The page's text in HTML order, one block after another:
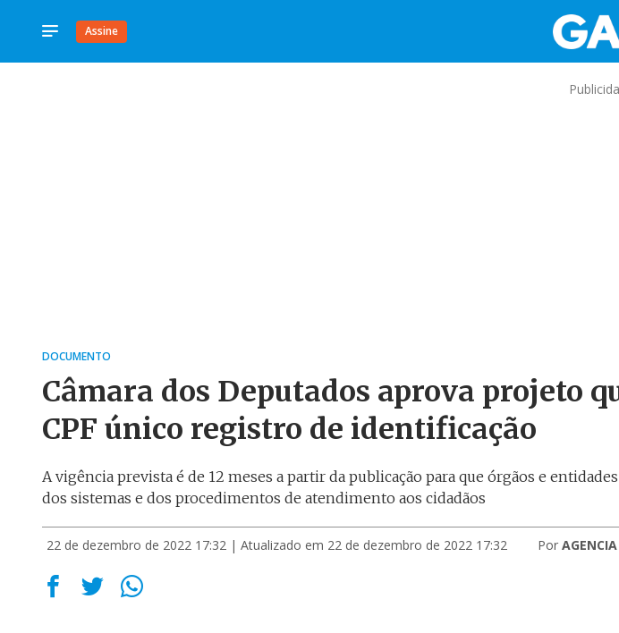
Assine
DOCUMENTO
Câmara dos Deputados aprova projeto
CPF único registro de identificação
A vigência prevista é de 12 meses a partir da publicação para que órgãos e
dos sistemas e dos procedimentos de atendimento aos cidadãos
22 de dezembro de 2022 17:32 | Atualizado em 22 de dezembro de 2022 17:32 Por